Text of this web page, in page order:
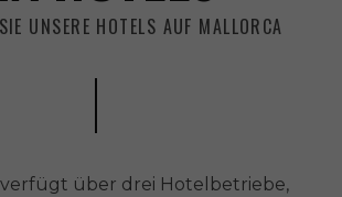
UNSERE HOTELS AUF MALLORCA
über drei Hotelbetriebe,